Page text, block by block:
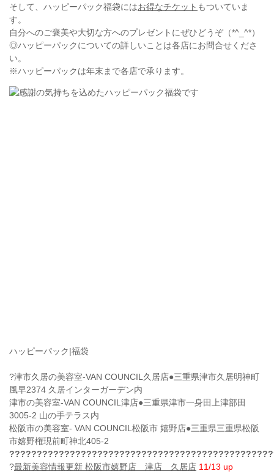
そして、ハッピーパック福袋にはお得なチケット もついていま
す。
自分へのご褒美や大切な方へのプレゼントにぜひどうぞ（*^_^*）
◎ハッピーパックについての詳しいことは各店にお問合せくださ
い。
※ハッピーパックは年末まで各店で承ります。
ハッピーパック|福袋
?津市久居の美容室-VAN COUNCIL久居店●三重県津市久居明神町
風早2374 久居インターガーデン内
津市の美容室-VAN COUNCIL津店●三重県津市一身田上津部田
3005-2 山の手テラス内
松阪市の美容室- VAN COUNCIL松阪市 嬉野店●三重県三重県松阪
市嬉野権現前町神北405-2
?最新美容情報更新 松阪市嬉野店 津店 久居店 11/13 up